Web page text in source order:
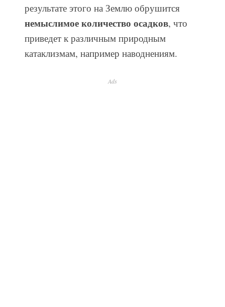
результате этого на Землю обрушится
немыслимое количество осадков, что
приведет к различным природным
катаклизмам, например наводнениям.
Ads